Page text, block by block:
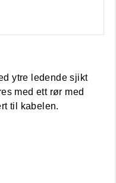
ytre ledende sjikt
med ett rør med
til kabelen.